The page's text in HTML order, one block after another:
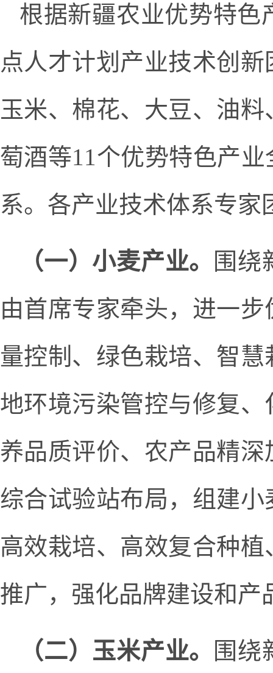
根据新疆农业优势特色
点人才计划产业技术创
玉米、棉花、大豆、油
萄酒等11个优势特色产
系。各产业技术体系专
（一）小麦产业。
围绕
由首席专家牵头，进一
量控制、绿色栽培、智
地环境污染管控与修复
养品质评价、农产品精
综合试验站布局，组建
高效栽培、高效复合种
推广，强化品牌建设和产
（二）玉米产业。
围绕